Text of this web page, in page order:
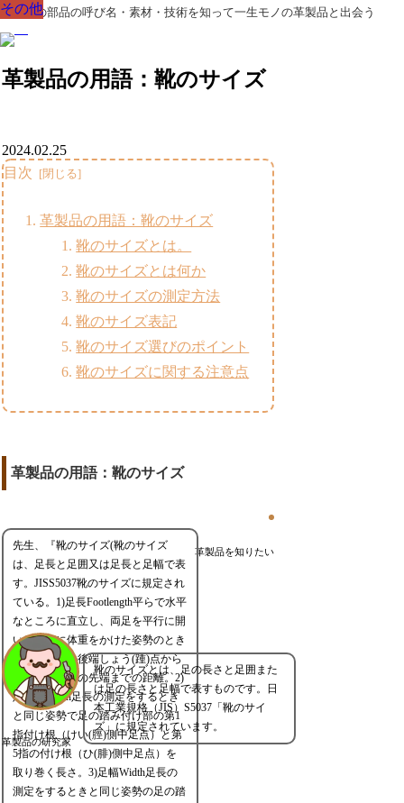
革製品の部品の呼び名・素材・技術を知って一生モノの革製品と出会う
革製品の用語：靴のサイズ
その他
2024.02.25
目次
革製品の用語：靴のサイズ
靴のサイズとは。
靴のサイズとは何か
靴のサイズの測定方法
靴のサイズ表記
靴のサイズ選びのポイント
靴のサイズに関する注意点
革製品の用語：靴のサイズ
革製品を知りたい
先生、『靴のサイズ(靴のサイズ
は、足長と足囲又は足長と足幅で表
す。JISS5037靴のサイズに規定され
ている。1)足長Footlength平らで水平
なところに直立し、両足を平行に開
いて平均に体重をかけた姿勢のとき
の、かかとの後端しょう(踵)点から
最も長い足指の先端までの距離。2)
足囲Ballgirth足長の測定をするとき
と同じ姿勢で足の踏み付け部の第1
指付け根（けい(脛)側中足点）と第
5指の付け根（ひ(腓)側中足点）を
取り巻く長さ。3)足幅Width足長の
測定をするときと同じ姿勢の足の踏
革製品の研究家
靴のサイズとは、足の長さと足囲また
は足の長さと足幅で表すものです。日
本工業規格（JIS）S5037「靴のサイ
ズ」に規定されています。
その他
その他
その他
その他
その他
その他